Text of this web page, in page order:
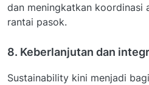
dan meningkatkan koordinasi
rantai pasok.
8. Keberlanjutan dan
Sustainability kini menjadi